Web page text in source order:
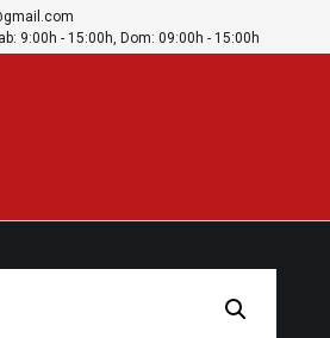
9:00h - 15:00h, Dom: 09:00h - 15:00h